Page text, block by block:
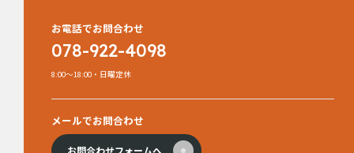
お電話でお問合わせ
078-922-4098
8:00～18:00・日曜定休
メールでお問合わせ